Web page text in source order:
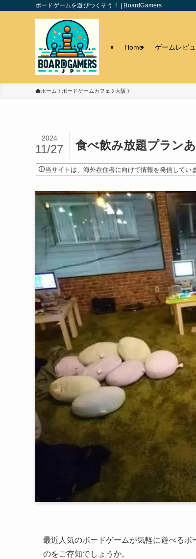
ボードゲームを遊びつくそう！ | BoardGamers
Home ゲームレビ
ホーム ボードゲームカフェ 大阪
食べ飲み放題プラン
2024
11/27
当サイトは、海外在住者に向けて情報を発信していま
最近人気のボードゲームが気軽に遊べる
のをご存知でしょうか。